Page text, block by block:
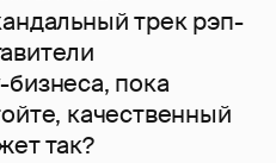
трек рэп-
пока
качественный
так?